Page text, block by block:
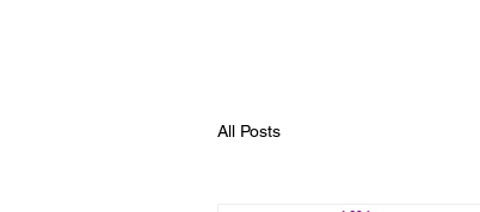
All Posts